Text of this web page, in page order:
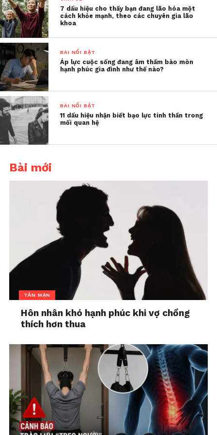
không bị trượt. Khi nghe
tin con đã đậu, dù chỉ là
thông báo qua điện thoại
hay tin nhắn, cảm xúc
mừng rỡ dễ lấn át lý trí.
Kẻ xấu hiểu rõ tâm lý này
và khai thác triệt để”.
Không chỉ phụ huynh, nhiều em học sinh cũng có
dụng email, mạng xã hội và dễ dàng nhận được tin
nhắn “trúng tuyển” giả mạo. Vì thiếu kinh nghiệm,
ngại hỏi cha mẹ hoặc thầy cô, các em có thể vô tình
cung cấp thông tin cá nhân hoặc chuyển khoản
Những chiêu lừa thường gặp
trong mùa tuyển sinh
Để giúp phụ huynh và học sinh cảnh giác hơn, có
thể điểm qua một số “chiêu” phổ biến:
7 dấu hiệu cho thấy bạn đang lão hóa một
cách khỏe mạnh, theo các chuyên gia lão
khoa
BÀI NỔI BẬT
Áp lực cuộc sống đang âm thầm bào mòn
hạnh phúc gia đình như thế nào?
BÀI NỔI BẬT
11 dấu hiệu nhận biết bạo lực tinh thần trong
mối quan hệ
Bài mới
TẢN MẠN
Hôn nhân khó hạnh phúc khi vợ chồng
thích hơn thua